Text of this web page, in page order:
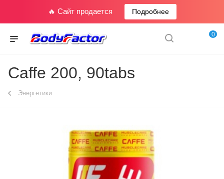
🔥 Сайт продается Подробнее
0
Caffe 200, 90tabs
Энергетики